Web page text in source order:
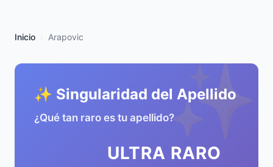
Inicio Arapovic
✨
✨ Singularidad del Apellido
¿Qué tan raro es tu apellido?
ULTRA RARO